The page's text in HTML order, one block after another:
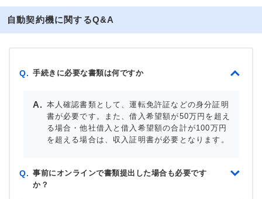
自動契約機に関するQ&A
Q. 手続きに必要な書類は何ですか
本人確認書類として、運転免許証などの身分証明
書が必要です。また、借入希望額が50万円を超え
る場合・他社借入と借入希望額の合計が100万円
を超える場合は、収入証明書が必要となります。
Q. 事前にオンラインで書類提出した場合も必要です
か？